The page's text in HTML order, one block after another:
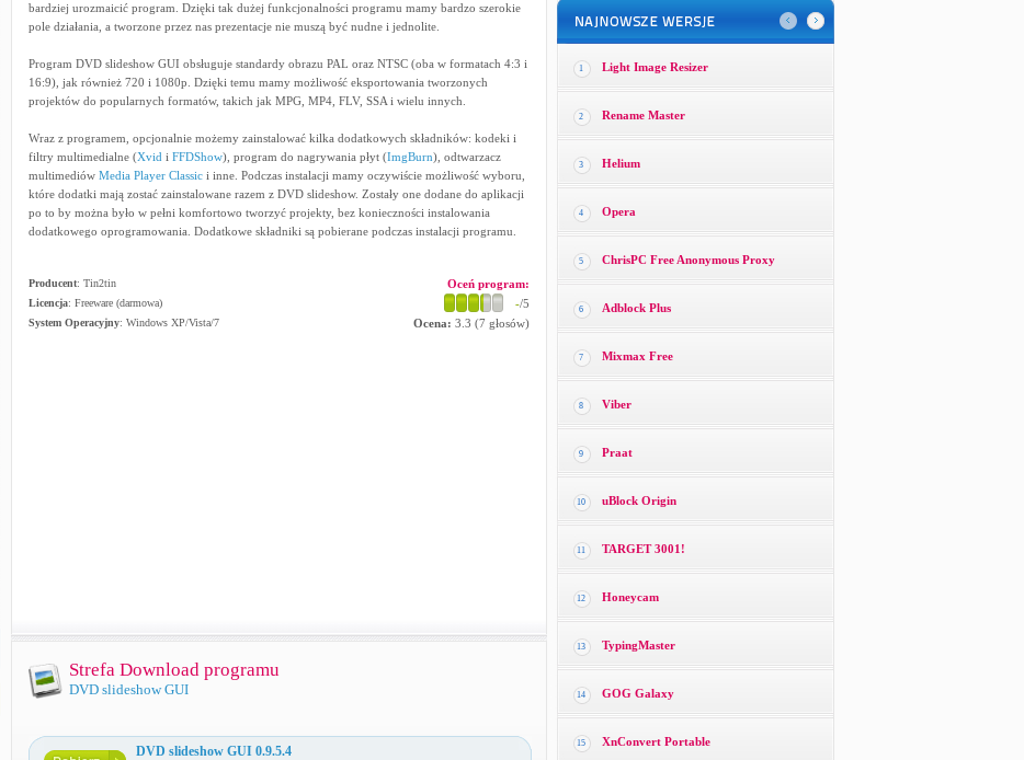
bardziej urozmaicić program. Dzięki tak dużej funkcjonalności programu mamy bardzo szerokie
pole działania, a tworzone przez nas prezentacje nie muszą być nudne i jednolite.
Program DVD slideshow GUI obsługuje standardy obrazu PAL oraz NTSC (oba w formatach 4:3 i
16:9), jak również 720 i 1080p. Dzięki temu mamy możliwość eksportowania tworzonych
projektów do popularnych formatów, takich jak MPG, MP4, FLV, SSA i wielu innych.
Wraz z programem, opcjonalnie możemy zainstalować kilka dodatkowych składników: kodeki i
filtry multimedialne (Xvid i FFDShow), program do nagrywania płyt (ImgBurn), odtwarzacz
multimediów Media Player Classici inne. Podczas instalacji mamy oczywiście możliwość wyboru,
które dodatki mają zostać zainstalowane razem z DVD slideshow. Zostały one dodane do aplikacji
po to by można było w pełni komfortowo tworzyć projekty, bez konieczności instalowania
dodatkowego oprogramowania. Dodatkowe składniki są pobierane podczas instalacji programu.
Producent: Tin2tin
Licencja: Freeware (darmowa)
System Operacyjny: Windows XP/Vista/7
Oceń program:
-/5
Ocena: 3.3 (7 głosów)
Strefa Download programu
DVD slideshow GUI
DVD slideshow GUI 0.9.5.4
1 Light Image Resizer
2 Rename Master
3 Helium
4 Opera
5 ChrisPC Free Anonymous Proxy
6 Adblock Plus
7 Mixmax Free
8 Viber
9 Praat
10 uBlock Origin
11 TARGET 3001!
12 Honeycam
13 TypingMaster
14 GOG Galaxy
15 XnConvert Portable